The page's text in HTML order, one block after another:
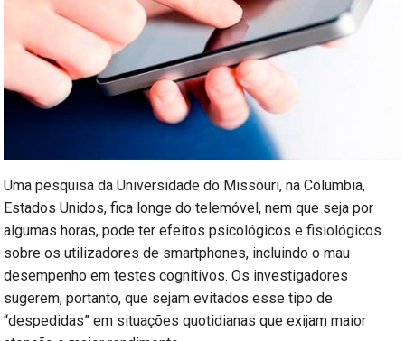
Uma pesquisa da Universidade do Missouri, na Columbia,
Estados Unidos, fica longe do telemóvel, nem que seja por
algumas horas, pode ter efeitos psicológicos e fisiológicos
sobre os utilizadores de smartphones, incluindo o mau
desempenho em testes cognitivos. Os investigadores
sugerem, portanto, que sejam evitados esse tipo de
“despedidas” em situações quotidianas que exijam maior